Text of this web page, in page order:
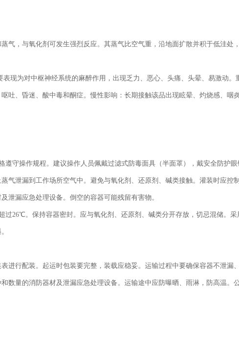
气，与氧化剂可发生强烈反应。其蒸气比空气重，沿地面扩散并积于低
现为对中枢神经系统的麻醉作用，出现乏力、恶心、头痛、头晕、易激动
呕吐、昏迷、酸中毒和酮症。慢性影响：长期接触该品出现眩晕、灼烧感、咽炎
守操作规程。建议操作人员佩戴过滤式防毒面具（半面罩），戴安全防护眼
气泄漏到工作场所空气中。避免与氧化剂、还原剂、碱类接触。灌装时应控
泄漏应急处理设备。倒空的容器可能残留有害物。
超过26℃。保持容器密封。应与氧化剂、还原剂、碱类分开存放，切忌混储。
行配装。起运时包装要完整，装载应稳妥。运输过程中要确保容器不泄漏、
和数量的消防器材及泄漏应急处理设备。运输途中应防曝晒、雨淋，防高温